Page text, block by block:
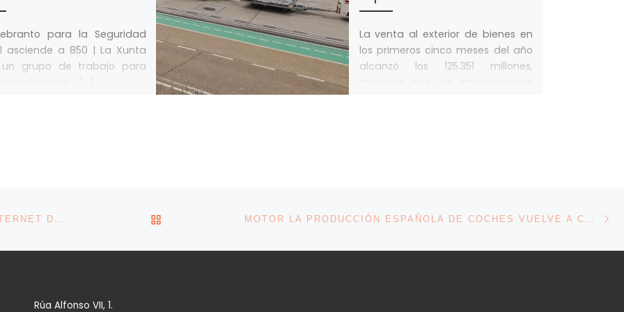
para la Seguridad
asciende a 850 | La Xunta
grupo de trabajo para
La venta al exterior de bienes en
los primeros cinco meses del año
alcanzó los 125.351 millones,
VOLVER A LA LISTA DE ENTRADAS
Rúa Alfonso VII, 1.